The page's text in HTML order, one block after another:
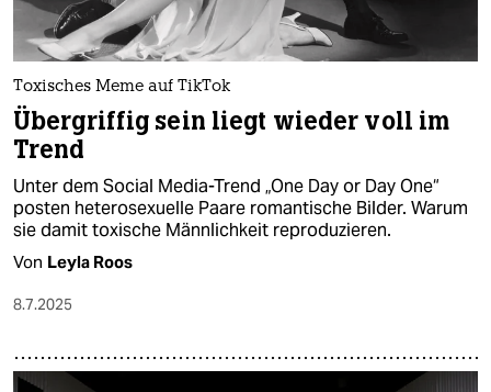
Toxisches Meme auf TikTok
Übergriffig sein liegt wieder voll im
Trend
Unter dem Social Media-Trend „One Day or Day One“
posten heterosexuelle Paare romantische Bilder. Warum
sie damit toxische Männlichkeit reproduzieren.
Von Leyla Roos
8.7.2025